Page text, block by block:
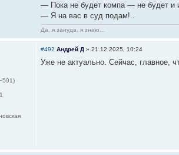
— Пока не будет компа — не будет и
— Я на вас в суд подам!..
Да, я зануда, я знаю...
#492 Андрей Д » 21.12.2025, 10:24
Уже не актуально. Сейчас, главное,